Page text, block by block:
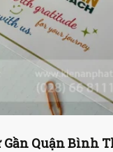
Quận Bình